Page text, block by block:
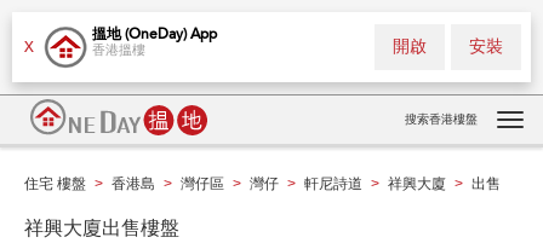
X
搵地 (OneDay) App
香港搵樓 安裝
開啟
搜索香港樓盤
住宅 樓盤 > 香港島 > 灣仔區 > 灣仔 > 軒尼詩道 > 祥興大廈 > 出售
祥興大廈出售樓盤